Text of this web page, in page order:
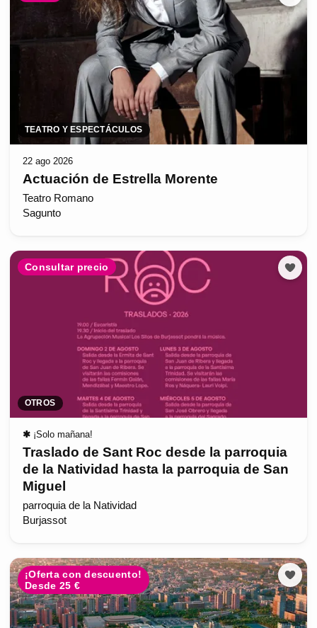
TEATRO Y ESPECTÁCULOS
22 ago 2026
Actuación de Estrella Morente
Teatro Romano
Sagunto
Consultar precio
OTROS
✱ ¡Solo mañana!
Traslado de Sant Roc desde la parroquia
de la Natividad hasta la parroquia de San
Miguel
parroquia de la Natividad
Burjassot
¡Oferta con descuento!
Desde 25 €